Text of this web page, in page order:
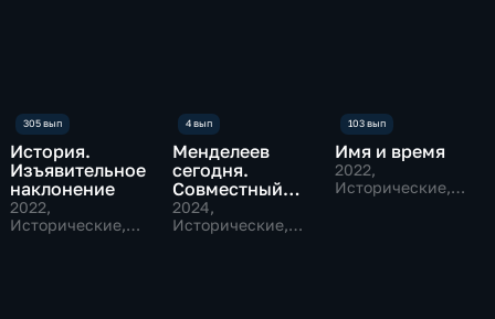
История.
Изъявительное
наклонение
2022,
Исторические,
Менделеев
сегодня.
Совместный
проект с
Фестивалем
2024,
Исторические,
Имя и время
2022,
Исторические,